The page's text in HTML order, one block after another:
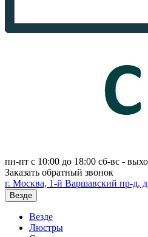
пн-пт с 10:00 до 18:00 сб-вс -
Заказать обратный звонок
г. Москва, 1-й Варшавский пр-д,
Везде
Везде
Люстры